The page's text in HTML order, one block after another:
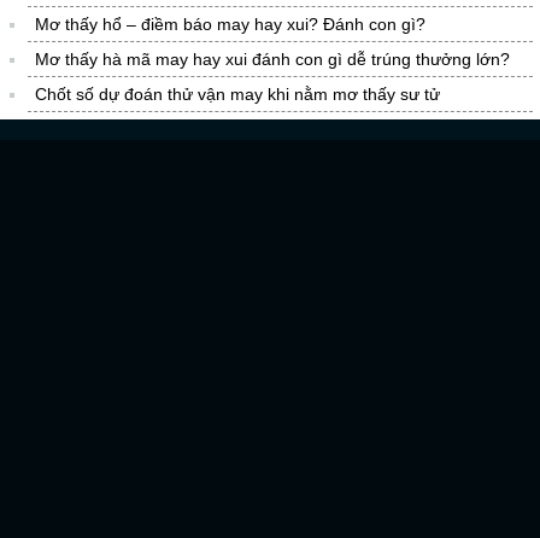
Mơ thấy hổ – điềm báo may hay xui? Đánh con gì?
Mơ thấy hà mã may hay xui đánh con gì dễ trúng thưởng lớn?
Chốt số dự đoán thử vận may khi nằm mơ thấy sư tử